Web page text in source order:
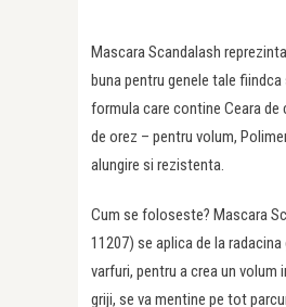
Mascara Scandalash
buna pentru genele tale fiindca
formula care contine Ceara de
de orez – pentru volum,
alungire si rezistenta.
Cum se foloseste? Mascara
11207) se aplica de la
varfuri, pentru a crea un
griji, se va mentine pe tot